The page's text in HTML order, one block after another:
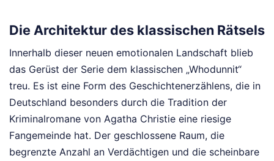
Die Architektur des klassischen Rätsels
Innerhalb dieser neuen emotionalen Landschaft blieb
das Gerüst der Serie dem klassischen „Whodunnit“
treu. Es ist eine Form des Geschichtenerzählens, die in
Deutschland besonders durch die Tradition der
Kriminalromane von Agatha Christie eine riesige
Fangemeinde hat. Der geschlossene Raum, die
begrenzte Anzahl an Verdächtigen und die scheinbare